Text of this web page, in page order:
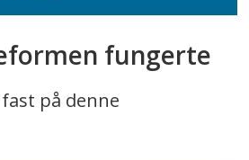
fungerte
på denne